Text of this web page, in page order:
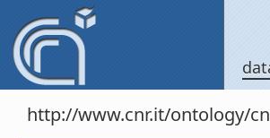
http://www.cnr.it/ontology/